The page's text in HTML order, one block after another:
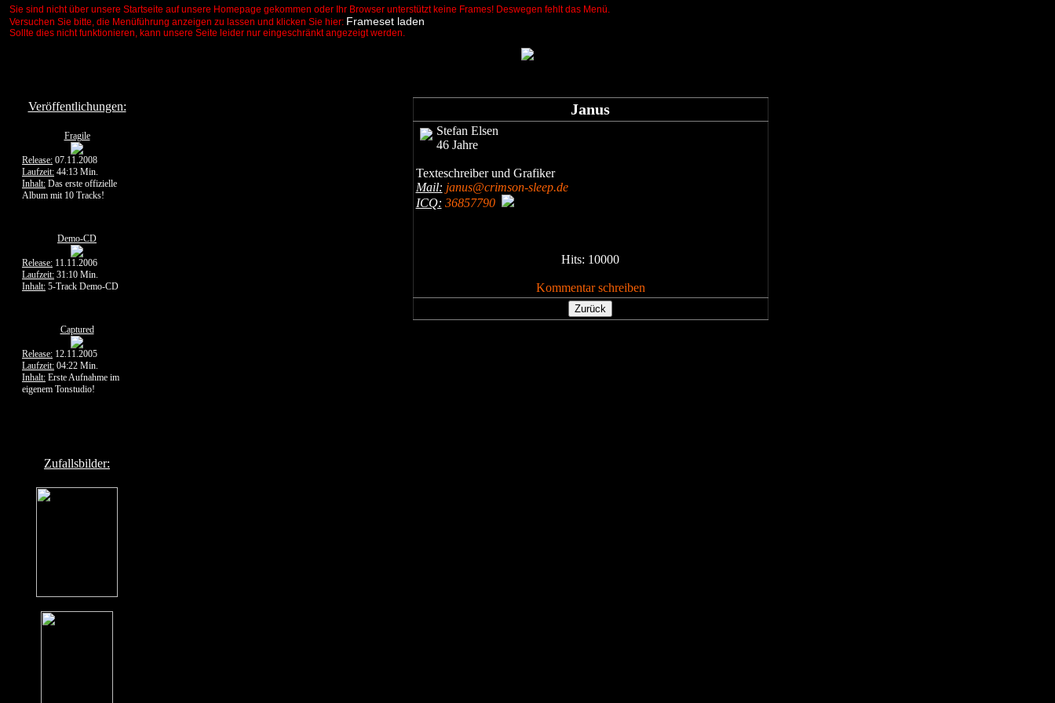
Sie sind nicht über unsere Startseite auf unsere Homepage gekommen oder Ihr Browser unterstützt keine Frames! Deswegen fehlt das Menü.
Versuchen Sie bitte, die Menüführung anzeigen zu lassen und klicken Sie hier: Frameset laden
Sollte dies nicht funktionieren, kann unsere Seite leider nur eingeschränkt angezeigt werden.
Veröffentlichungen:
Fragile
Release: 07.11.2008
Laufzeit: 44:13 Min.
Inhalt: Das erste offizielle
Album mit 10 Tracks!
Demo-CD
Release: 11.11.2006
Laufzeit: 31:10 Min.
Inhalt: 5-Track Demo-CD
Captured
Release: 12.11.2005
Laufzeit: 04:22 Min.
Inhalt: Erste Aufnahme im
eigenem Tonstudio!
Zufallsbilder:
Janus
Stefan Elsen
46 Jahre
Texteschreiber und Grafiker
Mail: janus@crimson-sleep.de
ICQ: 36857790
Hits: 10000
Kommentar schreiben